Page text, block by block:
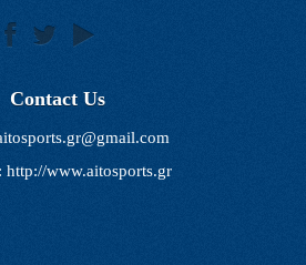
Contact Us
http://www.aitosports.gr